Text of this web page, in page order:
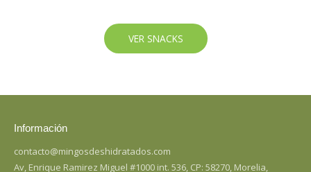
VER SNACKS
Información
contacto@mingosdeshidratados.com
Av, Enrique Ramirez Miguel #1000 int. 536, CP: 58270, Morelia,